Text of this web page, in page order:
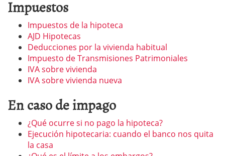
Impuestos
Impuestos de la hipoteca
AJD Hipotecas
Deducciones por la vivienda habitual
Impuesto de Transmisiones Patrimoniales
IVA sobre vivienda
IVA sobre vivienda nueva
En caso de impago
¿Qué ocurre si no pago la hipoteca?
Ejecución hipotecaria: cuando el banco nos quita
la casa